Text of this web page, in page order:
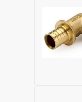
Материал: